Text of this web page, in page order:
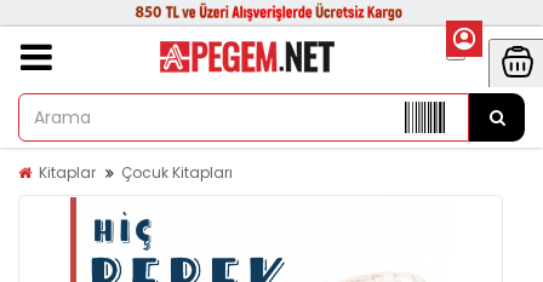
Kitaplar Çocuk Kitapları